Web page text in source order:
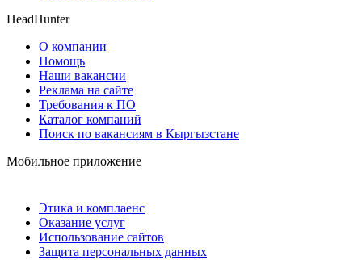
HeadHunter
О компании
Помощь
Наши вакансии
Реклама на сайте
Требования к ПО
Каталог компаний
Поиск по вакансиям в Кыргызстане
Мобильное приложение
Этика и комплаенс
Оказание услуг
Использование сайтов
Защита персональных данных